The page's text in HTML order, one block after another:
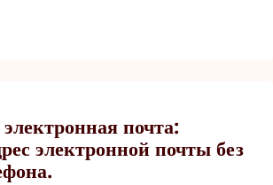
почта:
электронной почты без